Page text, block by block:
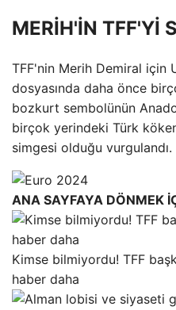
MERİH'İN TFF'Yİ
TFF'nin Merih Demiral için
dosyasında daha önce
bozkurt sembolünün
birçok yerindeki Türk
simgesi olduğu
ANA SAYFAYA DÖNMEK
Kimse bilmiyordu! TFF
haber daha